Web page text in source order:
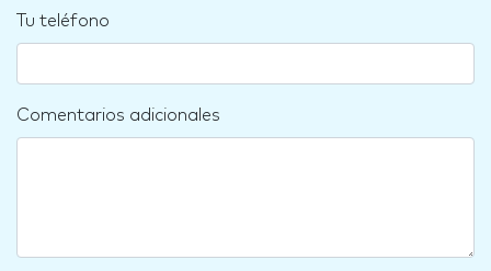
Tu teléfono
Comentarios adicionales